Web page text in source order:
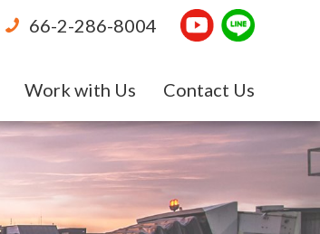
66-2-286-8004
Work with Us Contact Us